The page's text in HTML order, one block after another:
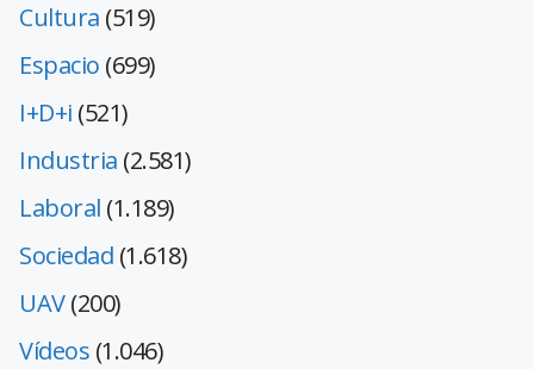
Cultura (519)
Espacio (699)
I+D+i (521)
Industria (2.581)
Laboral (1.189)
Sociedad (1.618)
UAV(200)
Vídeos (1.046)